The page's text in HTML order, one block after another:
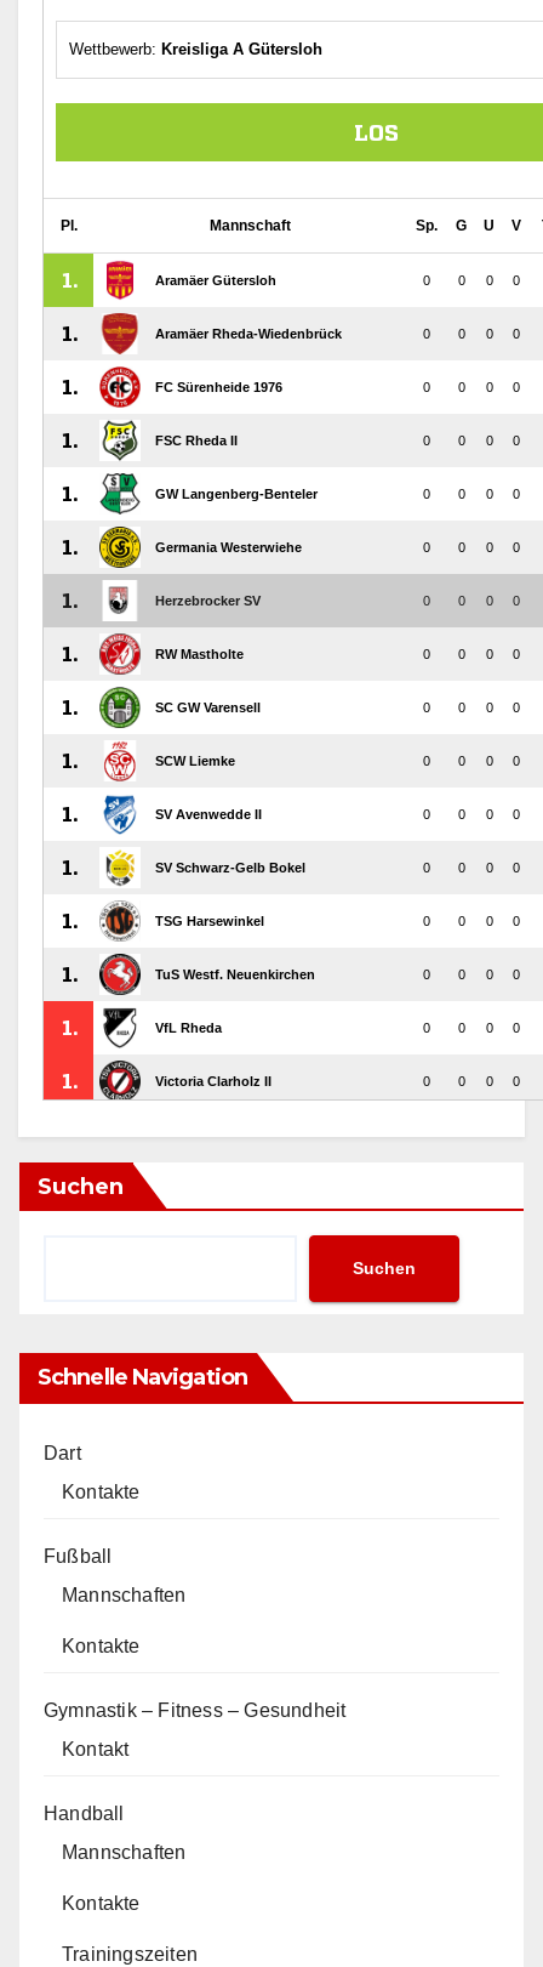
Suchen
Suchen
Schnelle Navigation
Dart
Kontakte
Fußball
Mannschaften
Kontakte
Gymnastik – Fitness – Gesundheit
Kontakt
Handball
Mannschaften
Kontakte
Trainingszeiten